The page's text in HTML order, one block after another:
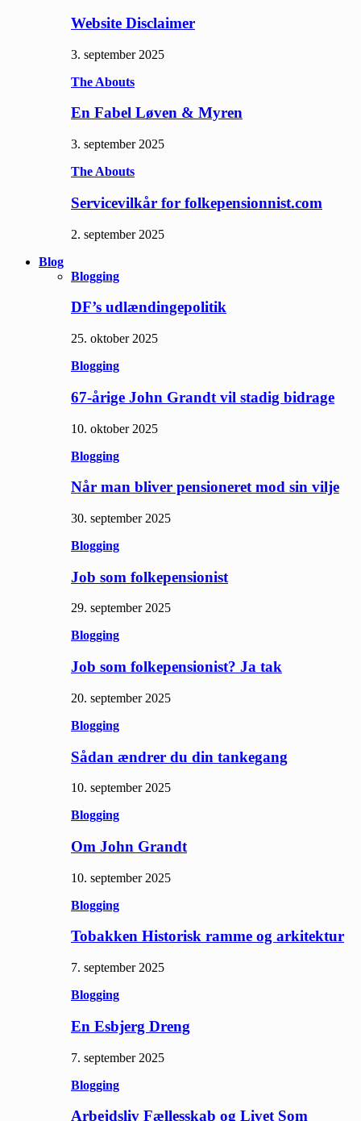
Website Disclaimer
3. september 2025
The Abouts
En Fabel Løven & Myren
3. september 2025
The Abouts
Servicevilkår for folkepensionnist.com
2. september 2025
Blog
Blogging
DF’s udlændingepolitik
25. oktober 2025
Blogging
67-årige John Grandt vil stadig bidrage
10. oktober 2025
Blogging
Når man bliver pensioneret mod sin vilje
30. september 2025
Blogging
Job som folkepensionist
29. september 2025
Blogging
Job som folkepensionist? Ja tak
20. september 2025
Blogging
Sådan ændrer du din tankegang
10. september 2025
Blogging
Om John Grandt
10. september 2025
Blogging
Tobakken Historisk ramme og arkitektur
7. september 2025
Blogging
En Esbjerg Dreng
7. september 2025
Blogging
Arbejdsliv Fællesskab og Livet Som